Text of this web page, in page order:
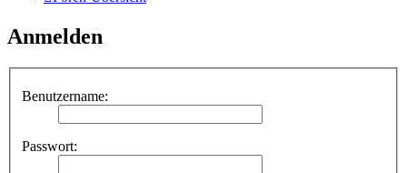
Anmelden
Benutzername:
Passwort: